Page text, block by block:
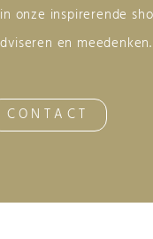
onze inspirerende
en meedenken.
CONTACT